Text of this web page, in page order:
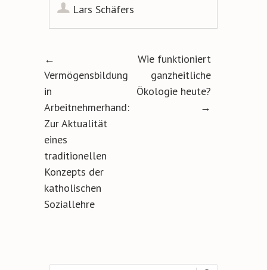
Lars Schäfers
Artikel-Navigation
←
Vermögensbildung
in
Arbeitnehmerhand:
Zur Aktualität
eines
traditionellen
Konzepts der
katholischen
Soziallehre
Wie funktioniert
ganzheitliche
Ökologie heute?
→